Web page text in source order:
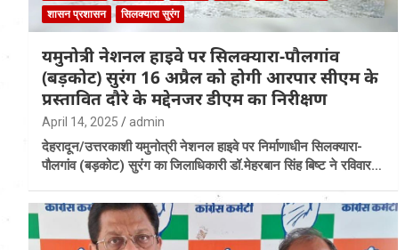
शासन प्रशासन
सिलक्यारा सुरंग
यमुनोत्री नेशनल हाइवे पर सिलक्यारा-पौलगांव
(बड़कोट) सुरंग 16 अप्रैल को होगी आरपार सीएम के
प्रस्तावित दौरे के मद्देनजर डीएम का निरीक्षण
April 14, 2025 admin
देहरादून/उत्तरकाशी यमुनोत्री नेशनल हाइवे पर निर्माणाधीन सिलक्यारा-
पौलगांव (बड़कोट) सुरंग का जिलाधिकारी डॉ.मेहरबान सिंह बिष्ट ने रविवार…